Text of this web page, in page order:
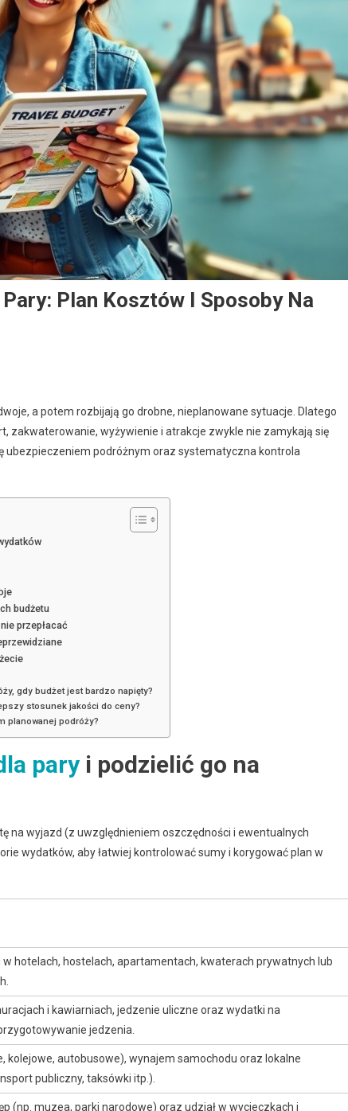
Plan Kosztów I Sposoby Na
a potem rozbijają go drobne, nieplanowane sytuacje. Dlatego
zakwaterowanie, wyżywienie i atrakcje zwykle nie zamykają się
ubezpieczeniem podróżnym oraz systematyczna kontrola
budżetu
przepłacać
gdy budżet jest bardzo napięty?
stosunek jakości do ceny?
planowanej podróży?
paryi podzielić go na
na wyjazd (z uwzględnieniem oszczędności i ewentualnych
wydatków, aby łatwiej kontrolować sumy i korygować plan w
w hotelach, hostelach, apartamentach, kwaterach prywatnych lub
i kawiarniach, jedzenie uliczne oraz wydatki na
jedzenia.
kolejowe, autobusowe), wynajem samochodu oraz lokalne
publiczny, taksówki itp.).
(np. muzea, parki narodowe) oraz udział w wycieczkach i